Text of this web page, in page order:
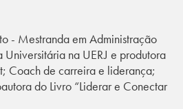
- Mestranda em Administração
Universitária na UERJ e produtora
Coach de carreira e liderança;
do Livro “Liderar e Conectar